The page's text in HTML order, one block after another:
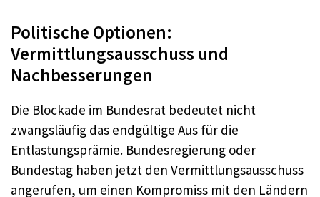
Politische Optionen:
Vermittlungsausschuss und
Nachbesserungen
Die Blockade im Bundesrat bedeutet nicht
zwangsläufig das endgültige Aus für die
Entlastungsprämie. Bundesregierung oder
Bundestag haben jetzt den Vermittlungsausschuss
angerufen, um einen Kompromiss mit den Ländern